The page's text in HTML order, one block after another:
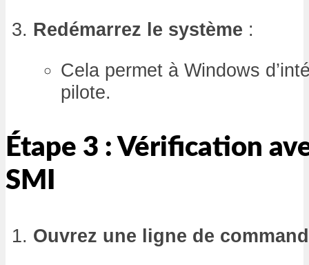
Redémarrez le système :
Cela permet à Windows
pilote.
Étape 3 : Vérification
SMI
Ouvrez une ligne de